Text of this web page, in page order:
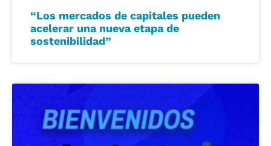
“Los mercados de capitales pueden
acelerar una nueva etapa de
sostenibilidad”